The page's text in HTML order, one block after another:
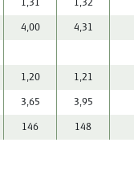
1,31 1,32
4,00 4,31
1,20 1,21
3,65 3,95
146 148